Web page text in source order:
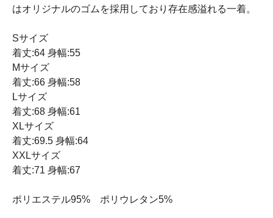
はオリジナルのゴムを採用しており存在感溢れる一着。
Sサイズ
着丈:64 身幅:55
Mサイズ
着丈:66 身幅:58
Lサイズ
着丈:68 身幅:61
XLサイズ
着丈:69.5 身幅:64
XXLサイズ
着丈:71 身幅:67
ポリエステル95% ポリウレタン5%